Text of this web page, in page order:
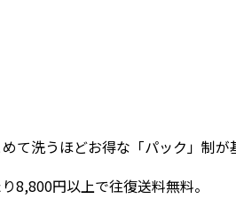
て洗うほどお得な「パック」制が
8,800円以上で往復送料無料。